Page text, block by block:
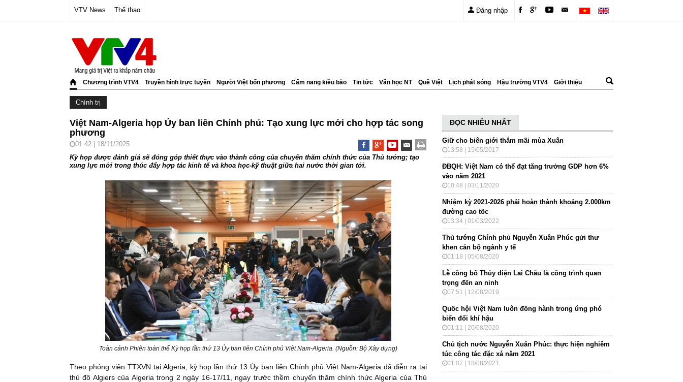
VTV News Thể thao Đăng nhập
Chương trình VTV4 Truyền hình trực tuyến Người Việt bốn phương Cẩm nang kiều bào Tin tức Văn học NT Quê Việt Lịch phát sóng Hậu trường VTV4 Giới thiệu
Chính trị
Việt Nam-Algeria họp Ủy ban liên Chính phủ: Tạo xung lực mới cho hợp tác song
phương
01:42 | 18/11/2025
Kỳ họp được đánh giá sẽ đóng góp thiết thực vào thành công của chuyến thăm chính thức của Thủ tướng; tạo
xung lực mới trong thúc đẩy hợp tác kinh tế và khoa học-kỹ thuật giữa hai nước thời gian tới.
Toàn cảnh Phiên toàn thể Kỳ họp lần thứ 13 Ủy ban liên Chính phủ Việt Nam-Algeria. (Nguồn: Bộ Xây dựng)
Theo phóng viên TTXVN tại Algeria, kỳ họp lần thứ 13 Ủy ban liên Chính phủ Việt Nam-Algeria đã diễn ra tại
thủ đô Algiers của Algeria trong 2 ngày 16-17/11, ngay trước thềm chuyến thăm chính thức Algeria của Thủ
ĐỌC NHIỀU NHẤT
Giữ cho biên giới thắm mãi mùa Xuân
13:58 | 15/05/2017
ĐBQH: Việt Nam có thể đạt tăng trưởng GDP hơn 6%
vào năm 2021
10:48 | 03/11/2020
Nhiệm kỳ 2021-2026 phải hoàn thành khoảng 2.000km
đường cao tốc
13:34 | 01/03/2022
Thủ tướng Chính phủ Nguyễn Xuân Phúc gửi thư
khen cán bộ ngành y tế
01:18 | 05/08/2020
Lễ công bố Thủy điện Lai Châu là công trình quan
trọng đến an ninh
07:51 | 12/08/2019
Quốc hội Việt Nam luôn đồng hành trong ứng phó
biến đổi khí hậu
01:11 | 20/08/2020
Chủ tịch nước Nguyễn Xuân Phúc: thực hiện nghiêm
túc công tác đặc xá năm 2021
01:07 | 18/08/2021